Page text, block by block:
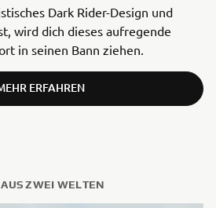
Dark Rider-Design und
wird dich dieses aufregende
in seinen Bann ziehen.
ERFAHREN
ZWEI WELTEN